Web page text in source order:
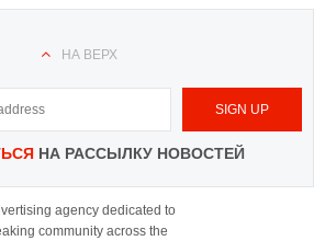
НА ВЕРХ
НА РАССЫЛКУ НОВОСТЕЙ
agency dedicated to
community across the